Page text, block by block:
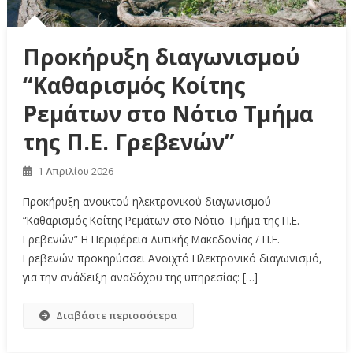
Προκήρυξη διαγωνισμού
“Καθαρισμός Κοίτης
Ρεμάτων στο Νότιο Τμήμα
της Π.Ε. Γρεβενών”
1 Απριλίου 2026
Προκήρυξη ανοικτού ηλεκτρονικού διαγωνισμού
“Καθαρισμός Κοίτης Ρεμάτων στο Νότιο Τμήμα της Π.Ε.
Γρεβενών” Η Περιφέρεια Δυτικής Μακεδονίας / Π.Ε.
Γρεβενών προκηρύσσει Aνοιχτό Hλεκτρονικό διαγωνισμό,
για την ανάδειξη αναδόχου της υπηρεσίας: […]
Διαβάστε περισσότερα